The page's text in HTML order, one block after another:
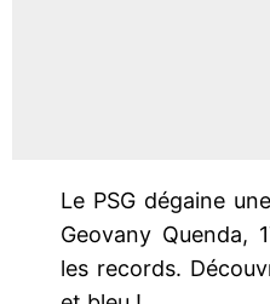
Le PSG dégaine
Geovany Quenda,
les records.